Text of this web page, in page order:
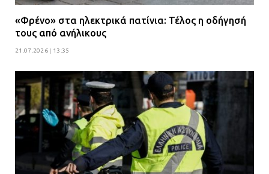
«Φρένο» στα ηλεκτρικά πατίνια: Τέλος η οδήγησή
τους από ανήλικους
21.07.2026 | 13:35